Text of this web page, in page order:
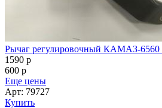
Рычаг регулировочный КАМАЗ-
1590 p
600 p
Еще цены
Арт: 79727
Купить